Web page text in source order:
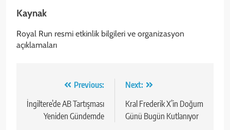
Kaynak
Royal Run resmi etkinlik bilgileri ve organizasyon
açıklamaları
gezinmesi
Previous:
İngiltere’de AB Tartışması
Yeniden Gündemde
Next:
Kral Frederik X’in Doğum
Günü Bugün Kutlanıyor